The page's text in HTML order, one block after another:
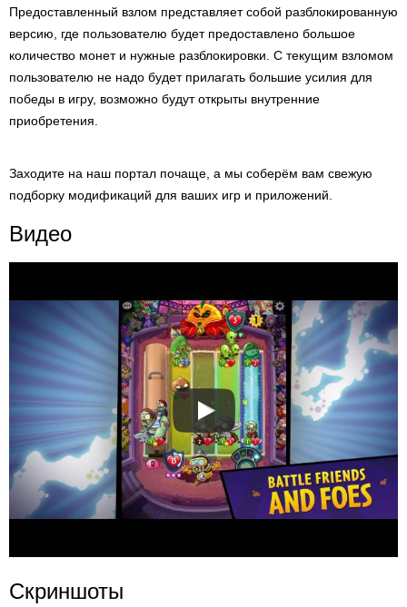
Предоставленный взлом представляет собой разблокированную
версию, где пользователю будет предоставлено большое
количество монет и нужные разблокировки. С текущим взломом
пользователю не надо будет прилагать большие усилия для
победы в игру, возможно будут открыты внутренние
приобретения.
Заходите на наш портал почаще, а мы соберём вам свежую
подборку модификаций для ваших игр и приложений.
Видео
Скриншоты